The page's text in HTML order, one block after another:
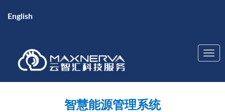
English
智慧能源管理系统